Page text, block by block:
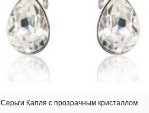
Серьги Капля с прозрачным кристаллом